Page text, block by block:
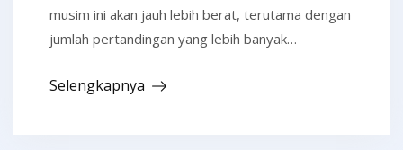
musim ini akan jauh lebih berat, terutama dengan
jumlah pertandingan yang lebih banyak…
Selengkapnya